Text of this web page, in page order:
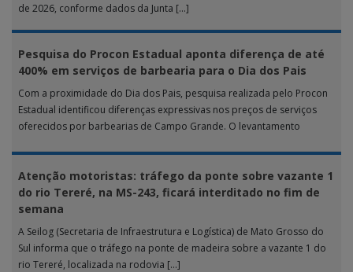
de 2026, conforme dados da Junta […]
Pesquisa do Procon Estadual aponta diferença de até
400% em serviços de barbearia para o Dia dos Pais
Com a proximidade do Dia dos Pais, pesquisa realizada pelo Procon
Estadual identificou diferenças expressivas nos preços de serviços
oferecidos por barbearias de Campo Grande. O levantamento
Atenção motoristas: tráfego da ponte sobre vazante 1
do rio Tereré, na MS-243, ficará interditado no fim de
semana
A Seilog (Secretaria de Infraestrutura e Logística) de Mato Grosso do
Sul informa que o tráfego na ponte de madeira sobre a vazante 1 do
rio Tereré, localizada na rodovia […]